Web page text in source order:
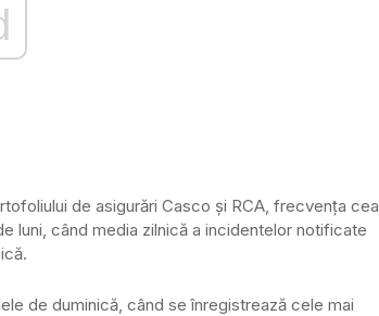
de asigurări Casco şi RCA, frecvenţa cea
luni, când media zilnică a incidentelor notificate
de duminică, când se înregistrează cele mai